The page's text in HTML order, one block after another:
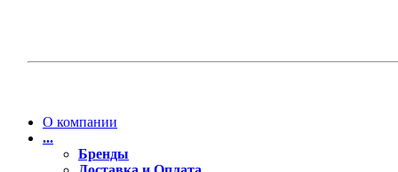
О компании
...
Бренды